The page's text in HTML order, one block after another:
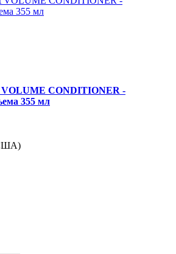
VOLUME CONDITIONER -
355 мл